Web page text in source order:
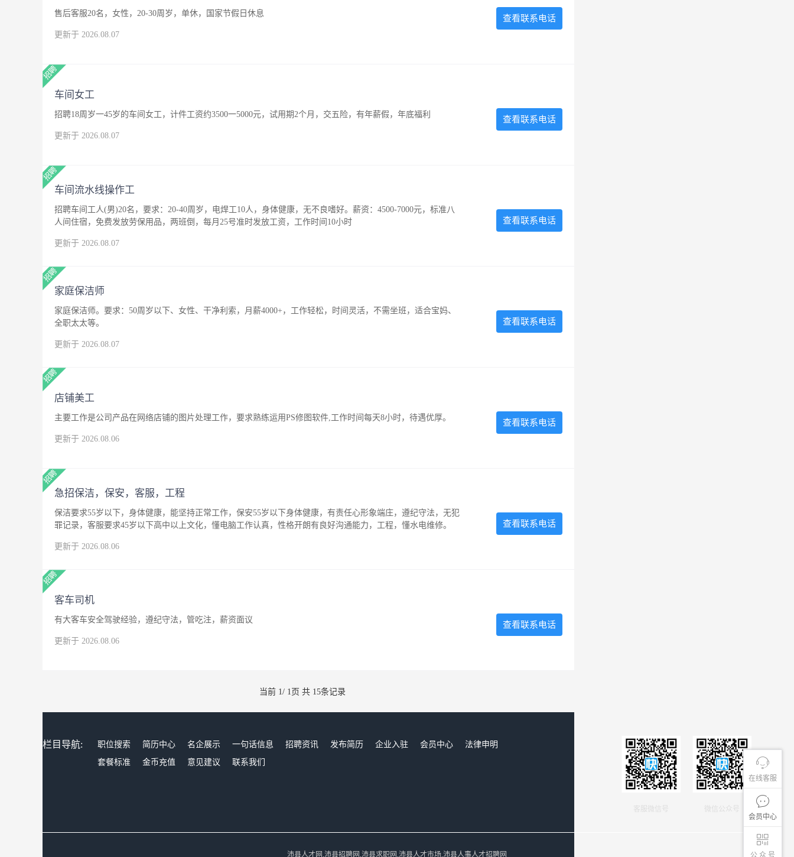
在线客服
会员中心
公 众 号
售后客服20名，女性，20-30周岁，单休，国家节假日休息
更新于 2026.08.07
查看联系电话
车间女工
招聘18周岁一45岁的车间女工，计件工资约3500一5000元，试用期2个月，交五险，有年薪假，年底福利
更新于 2026.08.07
查看联系电话
车间流水线操作工
招聘车间工人(男)20名，要求：20-40周岁，电焊工10人，身体健康，无不良嗜好。薪资：4500-7000元，标准八
人间住宿，免费发放劳保用品，两班倒，每月25号准时发放工资，工作时间10小时
更新于 2026.08.07
查看联系电话
家庭保洁师
家庭保洁师。要求：50周岁以下、女性、干净利索，月薪4000+，工作轻松，时间灵活，不需坐班，适合宝妈、
全职太太等。
更新于 2026.08.07
查看联系电话
店铺美工
主要工作是公司产品在网络店铺的图片处理工作，要求熟练运用PS修图软件,工作时间每天8小时，待遇优厚。
更新于 2026.08.06
查看联系电话
急招保洁，保安，客服，工程
保洁要求55岁以下，身体健康，能坚持正常工作，保安55岁以下身体健康，有责任心形象端庄，遵纪守法，无犯
罪记录，客服要求45岁以下高中以上文化，懂电脑工作认真，性格开朗有良好沟通能力，工程，懂水电维修。
更新于 2026.08.06
查看联系电话
客车司机
有大客车安全驾驶经验，遵纪守法，管吃注，薪资面议
更新于 2026.08.06
查看联系电话
当前 1/ 1页 共 15条记录
栏目导航: 职位搜索 简历中心 名企展示 一句话信息 招聘资讯 发布简历 企业入驻 会员中心
法律申明
套餐标准
金币充值 意见建议 联系我们
客服微信号
沛县人才网,沛县招聘网,沛县求职网,沛县人才市场,沛县人事人才招聘网